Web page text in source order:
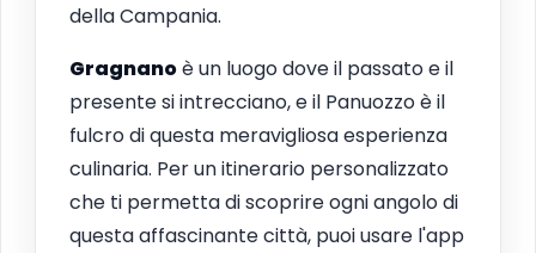
della Campania.
Gragnanoè un luogo dove il passato e il
presente si intrecciano, e il Panuozzo è il
fulcro di questa meravigliosa esperienza
culinaria. Per un itinerario personalizzato
che ti permetta di scoprire ogni angolo di
questa affascinante città, puoi usare l'app